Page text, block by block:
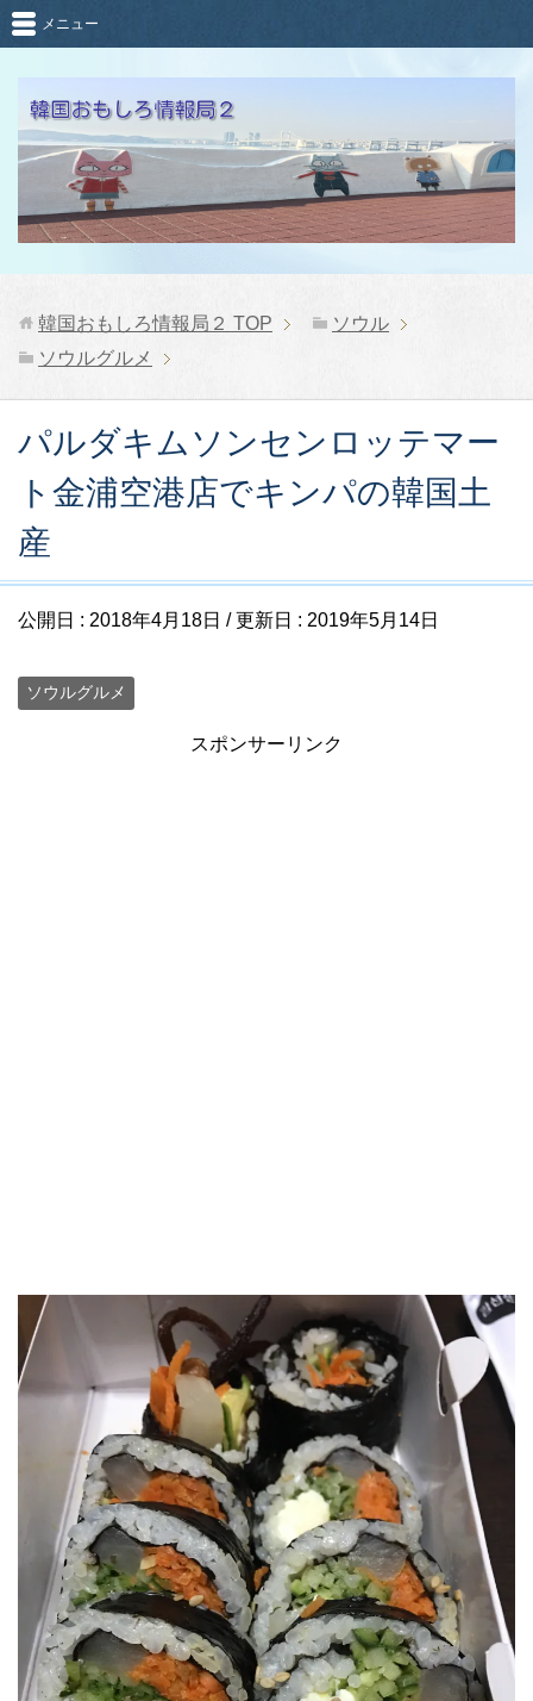
メニュー
韓国おもしろ情報局２ TOP
ソウル
ソウルグルメ
パルダキムソンセンロッテマー
ト金浦空港店でキンパの韓国土
産
公開日 : 2018年4月18日 / 更新日 : 2019年5月14日
ソウルグルメ
スポンサーリンク